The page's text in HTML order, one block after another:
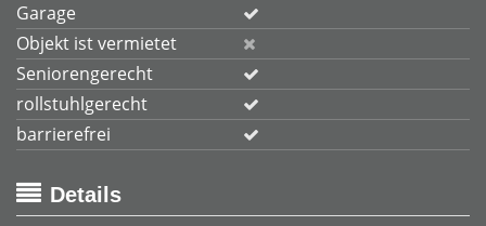
Garage
Objekt ist vermietet
Seniorengerecht
rollstuhlgerecht
barrierefrei
Details